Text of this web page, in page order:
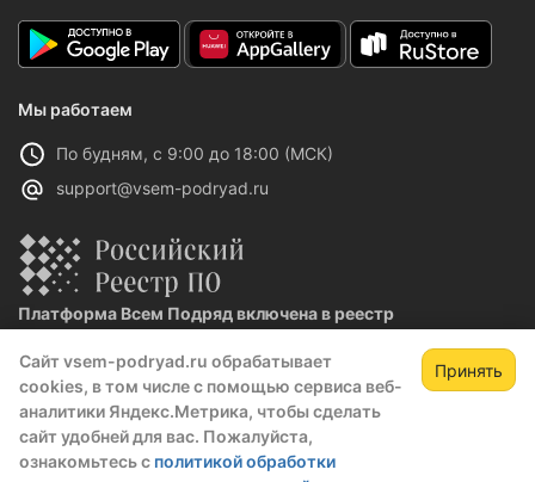
Сайт vsem-podryad.ru обрабатывает
cookies, в том числе с помощью сервиса веб-
аналитики Яндекс.Метрика, чтобы сделать
сайт удобней для вас. Пожалуйста,
ознакомьтесь с политикой обработки
Принять
Мы работаем
По будням, с 9:00 до 18:00 (МСК)
support@vsem-podryad.ru
Платформа Всем Подряд включена в реестр
Реестровая запись №32021 от 06.02.2026
Политика конфиденциальности